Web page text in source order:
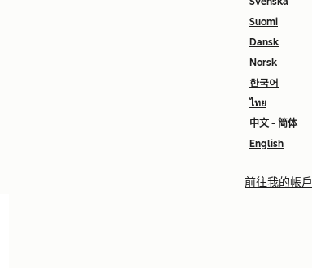
Suomi
Dansk
Norsk
한국어
ไทย
中文 - 简体
English
前往我的帳戶